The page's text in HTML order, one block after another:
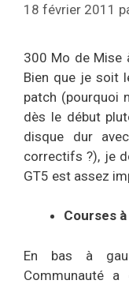
18 février 2011
300 Mo de Mise
Bien que je soit
patch (pourquoi
dès le début
disque dur
correctifs ?), je
GT5 est assez
Courses
En bas à
Communauté a